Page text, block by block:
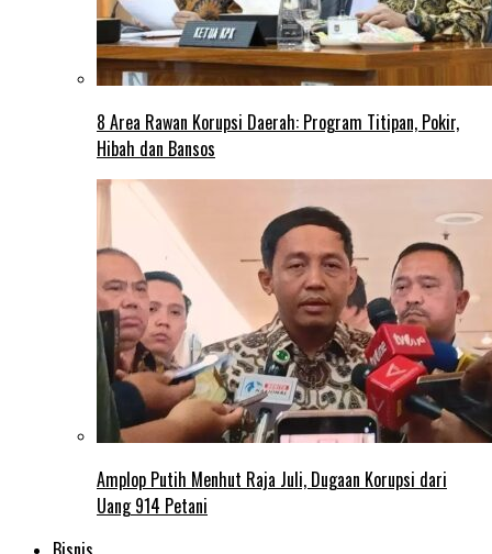
8 Area Rawan Korupsi Daerah: Program Titipan, Pokir,
Hibah dan Bansos
Amplop Putih Menhut Raja Juli, Dugaan Korupsi dari
Uang 914 Petani